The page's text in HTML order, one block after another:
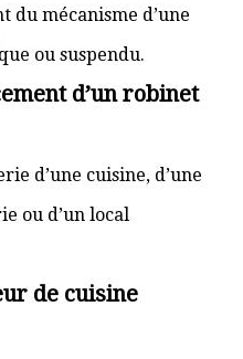
du mécanisme d’une
ou suspendu.
d’un robinet
d’une cuisine, d’une
ou d’un local
de cuisine